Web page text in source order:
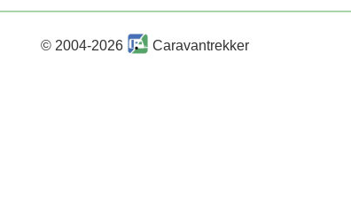
© 2004-2026 Caravantrekker